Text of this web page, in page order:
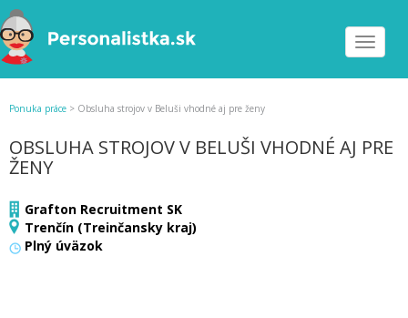
Toggle
Ponuka práce > Obsluha strojov v Beluši vhodné aj pre ženy
OBSLUHA STROJOV V BELUŠI VHODNÉ AJ PRE
ŽENY
Grafton Recruitment SK
Trenčín (Treinčansky kraj)
Plný úväzok